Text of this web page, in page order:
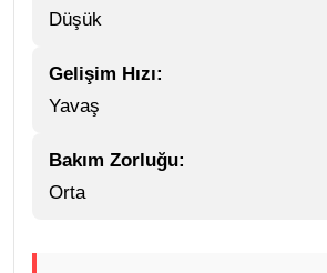
Düşük
Gelişim Hızı:
Yavaş
Bakım Zorluğu:
Orta